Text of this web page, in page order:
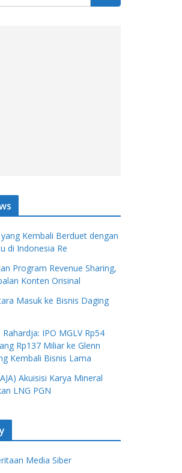
Kembali Berduet dengan
di Indonesia Re
Program Revenue Sharing,
Konten Orisinal
Masuk ke Bisnis Daging
IPO MGLV Rp54
Rp137 Miliar ke Glenn
Kembali Bisnis Lama
Akuisisi Karya Mineral
LNG PGN
Media Siber